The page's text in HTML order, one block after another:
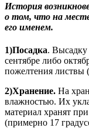
Истopия
о том, что на
его именем.
1)Посадка. Высадку
сентябре либо
пожелтения листвы
2)Хранение. На
влажностью. Их
материал хранят
(примерно 17